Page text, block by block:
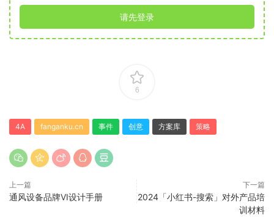
请先登录
6
4A fanganku.cn 事件 创意 方案库 策略
上一篇
通风设备品牌VI设计手册
下一篇
2024「小红书-搜索」对外产品培
训材料